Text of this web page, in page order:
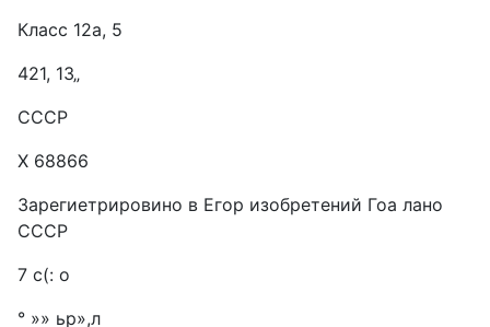
Класс 12а, 5
421, 13„
СССР
X 68866
3арегиетрировино в Егор изобретений Гоа лано
СССР
7 с(: о
° »» ьр»,л